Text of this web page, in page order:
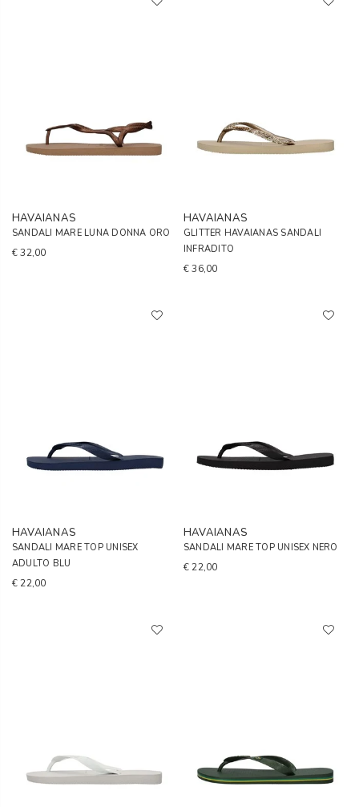
HAVAIANAS
SANDALI MARE LUNA DONNA ORO
€ 32,00
HAVAIANAS
GLITTER HAVAIANAS SANDALI
INFRADITO
€ 36,00
HAVAIANAS
SANDALI MARE TOP UNISEX
ADULTO BLU
€ 22,00
HAVAIANAS
SANDALI MARE TOP UNISEX NERO
€ 22,00